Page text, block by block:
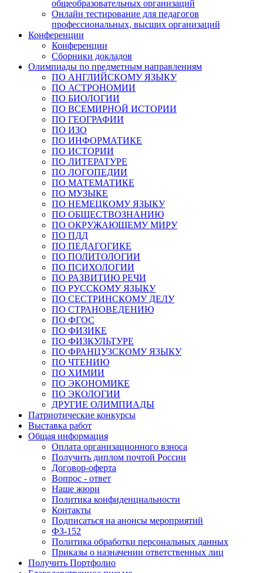
общеобразовательных организаций
Онлайн тестирование для педагогов
профессиональных, высших организаций
Конференции
Конференции
Сборники докладов
Олимпиады по предметным направлениям
ПО АНГЛИЙСКОМУ ЯЗЫКУ
ПО АСТРОНОМИИ
ПО БИОЛОГИИ
ПО ВСЕМИРНОЙ ИСТОРИИ
ПО ГЕОГРАФИИ
ПО ИЗО
ПО ИНФОРМАТИКЕ
ПО ИСТОРИИ
ПО ЛИТЕРАТУРЕ
ПО ЛОГОПЕДИИ
ПО МАТЕМАТИКЕ
ПО МУЗЫКЕ
ПО НЕМЕЦКОМУ ЯЗЫКУ
ПО ОБЩЕСТВОЗНАНИЮ
ПО ОКРУЖАЮЩЕМУ МИРУ
ПО ПДД
ПО ПЕДАГОГИКЕ
ПО ПОЛИТОЛОГИИ
ПО ПСИХОЛОГИИ
ПО РАЗВИТИЮ РЕЧИ
ПО РУССКОМУ ЯЗЫКУ
ПО СЕСТРИНСКОМУ ДЕЛУ
ПО СТРАНОВЕДЕНИЮ
ПО ФГОС
ПО ФИЗИКЕ
ПО ФИЗКУЛЬТУРЕ
ПО ФРАНЦУЗСКОМУ ЯЗЫКУ
ПО ЧТЕНИЮ
ПО ХИМИИ
ПО ЭКОНОМИКЕ
ПО ЭКОЛОГИИ
ДРУГИЕ ОЛИМПИАДЫ
Патриотические конкурсы
Выставка работ
Общая информация
Оплата организационного взноса
Получить диплом почтой России
Договор-оферта
Вопрос - ответ
Наше жюри
Политика конфиденциальности
Контакты
Подписаться на анонсы мероприятий
ФЗ-152
Политика обработки персональных данных
Приказы о назначении ответственных лиц
Получить Портфолио